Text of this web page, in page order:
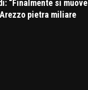
“Finalmente si muove
pietra miliare